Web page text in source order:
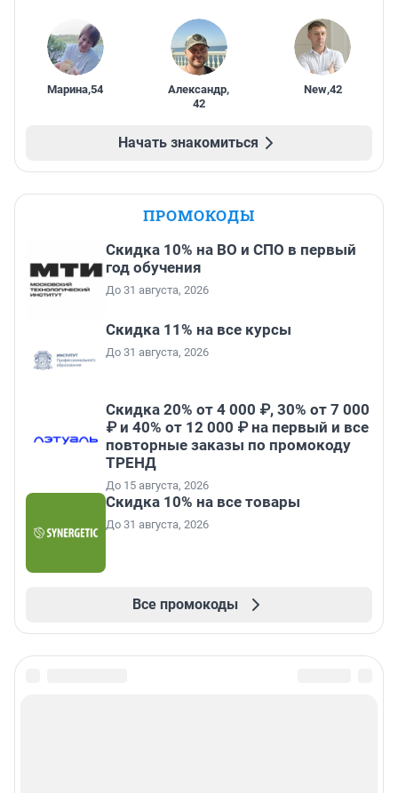
Марина,54 Александр,
42
New,42
Начать знакомиться
ПРОМОКОДЫ
Скидка 10% на ВО и СПО в первый
год обучения
До 31 августа, 2026
Скидка 11% на все курсы
До 31 августа, 2026
Скидка 20% от 4 000 ₽, 30% от 7 000
₽ и 40% от 12 000 ₽ на первый и все
повторные заказы по промокоду
ТРЕНД
До 15 августа, 2026
Скидка 10% на все товары
До 31 августа, 2026
Все промокоды